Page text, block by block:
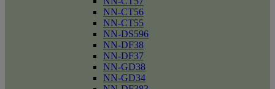
NN-CT56
NN-CT55
NN-DS596
NN-DF38
NN-DF37
NN-GD38
NN-GD34